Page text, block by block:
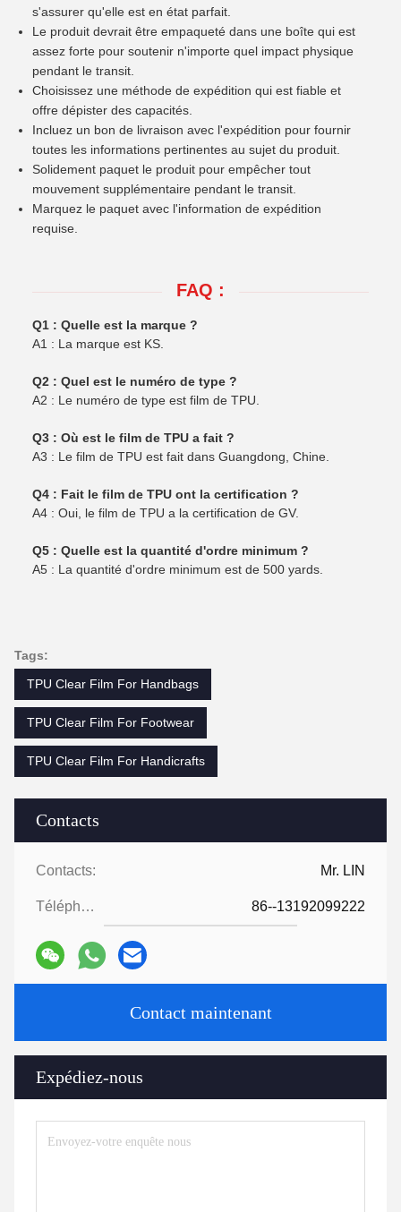
Contacts
Contacts: Mr. LIN
Téléphone: 86--13192099222
Contact maintenant
Expédiez-nous
s'assurer qu'elle est en état parfait.
Le produit devrait être empaqueté dans une boîte qui est
assez forte pour soutenir n'importe quel impact physique
pendant le transit.
Choisissez une méthode de expédition qui est fiable et
offre dépister des capacités.
Incluez un bon de livraison avec l'expédition pour fournir
toutes les informations pertinentes au sujet du produit.
Solidement paquet le produit pour empêcher tout
mouvement supplémentaire pendant le transit.
Marquez le paquet avec l'information de expédition
requise.
FAQ :
Q1 : Quelle est la marque ?
A1 : La marque est KS.
Q2 : Quel est le numéro de type ?
A2 : Le numéro de type est film de TPU.
Q3 : Où est le film de TPU a fait ?
A3 : Le film de TPU est fait dans Guangdong, Chine.
Q4 : Fait le film de TPU ont la certification ?
A4 : Oui, le film de TPU a la certification de GV.
Q5 : Quelle est la quantité d'ordre minimum ?
A5 : La quantité d'ordre minimum est de 500 yards.
Tags:
TPU Clear Film For Handbags
TPU Clear Film For Footwear
TPU Clear Film For Handicrafts